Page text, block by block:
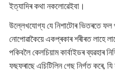
ইত্যাদিৰ কথা নকলোৱেইবা।
উল্লেখযোগ্য যে নিশাটোৰ ভিতৰতে ফল
নোপোৱাকৈয়ে একপ্ৰকাৰ শৰীৰত লাহে
পকিবলৈ কেলচিয়াম কাৰ্বাইডৰ ব্যৱহাৰ
ফছফৰাছে এচিটিলিন গেছ নির্গত কৰে,